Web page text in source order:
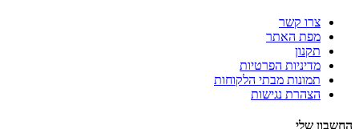
צרו קשר
מפת האתר
תקנון
מדיניות הפרטיות
תמונות מבתי הלקוחות
הצהרת נגישות
החשבון שלי